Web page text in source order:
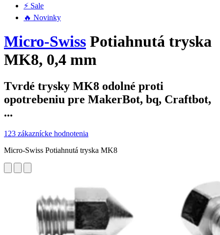
⚡ Sale
🔥 Novinky
Micro-Swiss Potiahnutá tryska
MK8, 0,4 mm
Tvrdé trysky MK8 odolné proti
opotrebeniu pre MakerBot, bq, Craftbot,
...
123 zákaznícke hodnotenia
Micro-Swiss Potiahnutá tryska MK8